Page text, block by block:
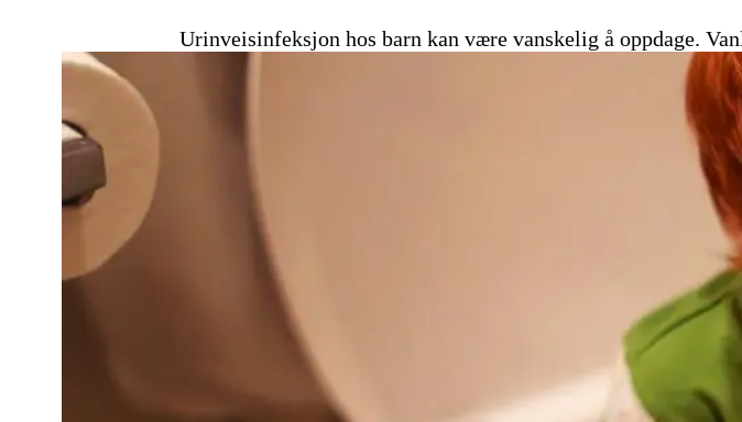
Urinveisinfeksjon hos barn kan være vanskelig å oppdage.